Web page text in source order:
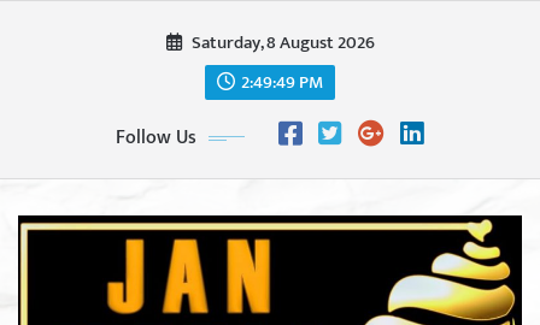
Saturday, 8 August 2026
2:49:51 PM
Follow Us